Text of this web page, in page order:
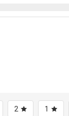
cao
xe phù hợp với
đừng lo lắng
giúp tăng độ
ngày.
2 1